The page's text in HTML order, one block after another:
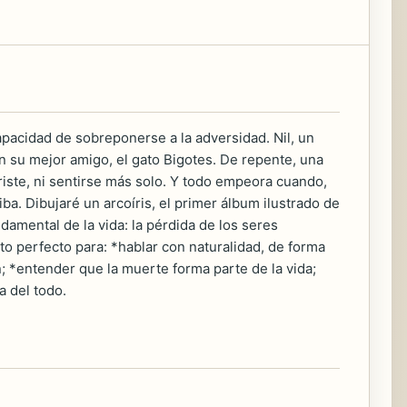
de sobreponerse a la adversidad. Nil, un
mejor amigo, el gato Bigotes. De repente, una
ni sentirse más solo. Y todo empeora cuando,
Dibujaré un arcoíris, el primer álbum ilustrado de
de la vida: la pérdida de los seres
perfecto para: *hablar con naturalidad, de forma
*entender que la muerte forma parte de la vida;
del todo.